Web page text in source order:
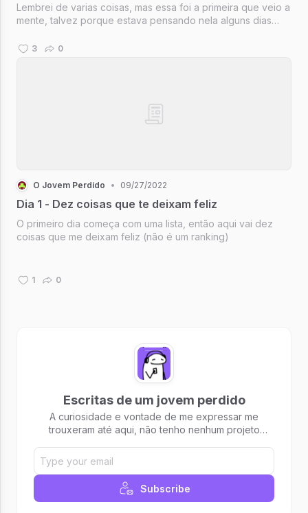
Lembrei de varias coisas, mas essa foi a primeira que veio a
mente, talvez porque estava pensando nela alguns dias
3 0
O Jovem Perdido • 09/27/2022
Dia 1 - Dez coisas que te deixam feliz
O primeiro dia começa com uma lista, então aqui vai dez
coisas que me deixam feliz (não é um ranking)
1 0
Escritas de um jovem perdido
A curiosidade e vontade de me expressar me
trouxeram até aqui, não tenho nenhum projeto
estiver interessado nos desabafos e experiências
de um *jovem perdido* esse é o lugar certo.
Subscribe